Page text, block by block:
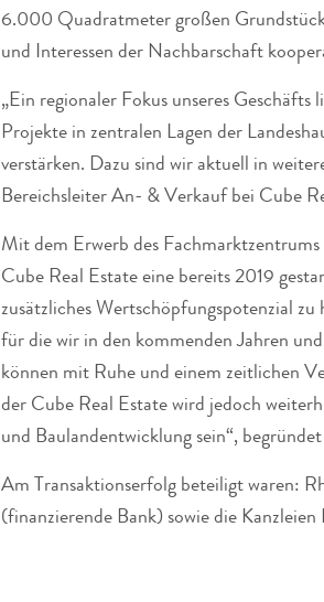
6.000 Quadratmeter großen
und Interessen der Nachbarschaft
„Ein regionaler Fokus unseres
Projekte in zentralen Lagen der
verstärken. Dazu sind wir aktuell in
Bereichsleiter An- & Verkauf bei Cube
Mit dem Erwerb des
Cube Real Estate eine bereits 2019
zusätzliches Wertschöpfungspotenzial zu
für die wir in den kommenden Jahren
können mit Ruhe und einem zeitlichen
der Cube Real Estate wird jedoch
und Baulandentwicklung sein“,
Am Transaktionserfolg beteiligt waren:
(finanzierende Bank) sowie die